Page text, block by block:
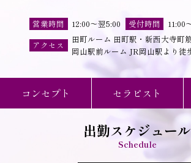
営業時間 12:00～翌5:00 受付時間 11:00
アクセス
田町ルーム 田町駅・新西大寺町
岡山駅前ルーム JR岡山駅より徒
コンセプト セラピスト
出勤スケジュール
Schedule